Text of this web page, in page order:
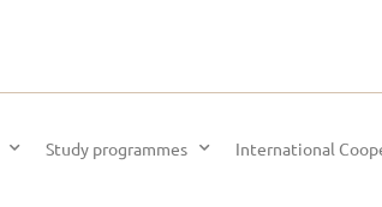
Study programmes International